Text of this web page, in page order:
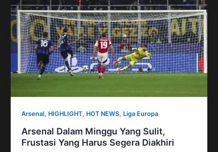
Arsenal, HIGHLIGHT, HOT NEWS, Liga Europa
Arsenal Dalam Minggu Yang Sulit,
Frustasi Yang Harus Segera Diakhiri